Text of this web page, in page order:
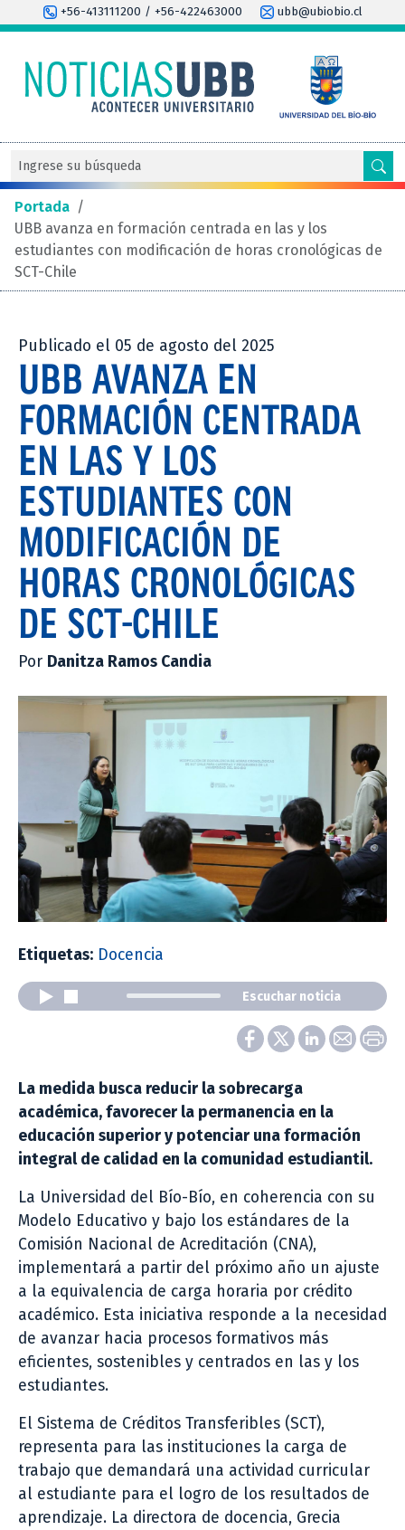
+56-413111200 / +56-422463000 ubb@ubiobio.cl
Portada /
UBB avanza en formación centrada en las y los
estudiantes con modificación de horas cronológicas de
SCT-Chile
Publicado el 05 de agosto del 2025
UBB AVANZA EN
FORMACIÓN CENTRADA
EN LAS Y LOS
ESTUDIANTES CON
MODIFICACIÓN DE
HORAS CRONOLÓGICAS
DE SCT-CHILE
Por Danitza Ramos Candia
Etiquetas: Docencia
Escuchar noticia
La medida busca reducir la sobrecarga
académica, favorecer la permanencia en la
educación superior y potenciar una formación
integral de calidad en la comunidad estudiantil.
La Universidad del Bío-Bío, en coherencia con su
Modelo Educativo y bajo los estándares de la
Comisión Nacional de Acreditación (CNA),
implementará a partir del próximo año un ajuste
a la equivalencia de carga horaria por crédito
académico. Esta iniciativa responde a la necesidad
de avanzar hacia procesos formativos más
eficientes, sostenibles y centrados en las y los
estudiantes.
El Sistema de Créditos Transferibles (SCT),
representa para las instituciones la carga de
trabajo que demandará una actividad curricular
al estudiante para el logro de los resultados de
aprendizaje. La directora de docencia, Grecia